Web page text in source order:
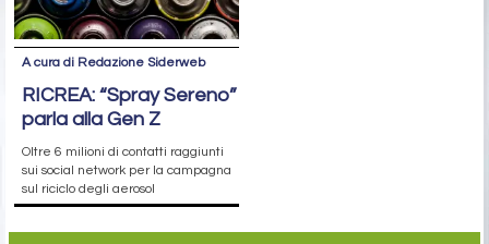
A cura di Redazione Siderweb
RICREA: “Spray Sereno”
parla alla Gen Z
Oltre 6 milioni di contatti raggiunti
sui social network per la campagna
sul riciclo degli aerosol